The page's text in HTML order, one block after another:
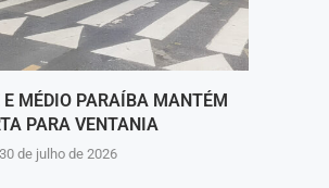
E MÉDIO PARAÍBA MANTÉM
PARA VENTANIA
30 de julho de 2026